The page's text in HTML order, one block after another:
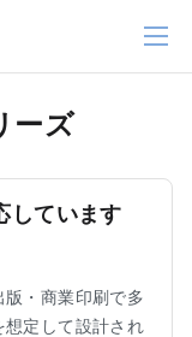
ーズ
しています
・商業印刷で多
想定して設計され